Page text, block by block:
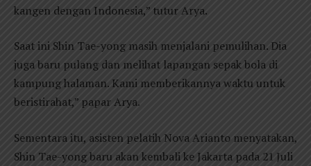
kangen dengan Indonesia,” tutur Arya.
Saat ini Shin Tae-yong masih menjalani pemulihan. Dia
juga baru pulang dan melihat lapangan sepak bola di
kampung halaman. Kami memberikannya waktu untuk
beristirahat,” papar Arya.
Sementara itu, asisten pelatih Nova Arianto menyatakan,
Shin Tae-yong baru akan kembali ke Jakarta pada 21 Juli